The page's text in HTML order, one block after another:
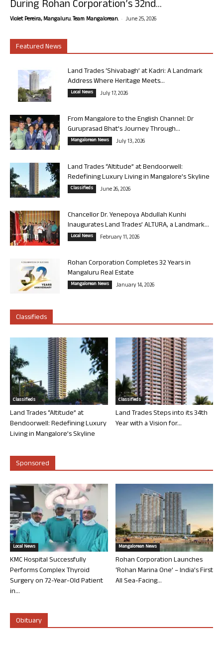
During Rohan Corporation’s 32nd...
Violet Pereira, Mangaluru. Team Mangalorean. - June 25, 2026
Featured News
Land Trades ‘Shivabagh’ at Kadri: A Landmark
Address Where Heritage Meets...
Local News July 17, 2026
From Mangalore to the English Channel: Dr
Guruprasad Bhat’s Journey Through...
Mangalorean News July 13, 2026
Land Trades “Altitude” at Bendoorwell:
Redefining Luxury Living in Mangalore’s Skyline
Classifieds June 26, 2026
Chancellor Dr. Yenepoya Abdullah Kunhi
Inaugurates Land Trades’ ALTURA, a Landmark...
Local News February 11, 2026
Rohan Corporation Completes 32 Years in
Mangaluru Real Estate
Mangalorean News January 14, 2026
Classifieds
Classifieds
Land Trades “Altitude” at
Bendoorwell: Redefining Luxury
Living in Mangalore’s Skyline
Classifieds
Land Trades Steps into its 34th
Year with a Vision for...
Sponsored
Local News
KMC Hospital Successfully
Performs Complex Thyroid
Surgery on 72-Year-Old Patient
in...
Mangalorean News
Rohan Corporation Launches
‘Rohan Marina One’ – India’s First
All Sea-Facing...
Obituary